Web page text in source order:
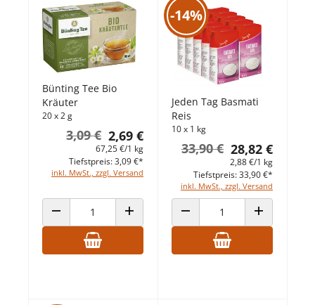
Bünting Tee Bio
Kräuter
20 x 2 g
2,69 €
3,09 €
67,25 €/1 kg
inkl. MwSt., zzgl. Versand
Tiefstpreis: 3,09 €*
ANZAHL VERRINGERNANZAHL ERHÖHEN
-14%
Jeden Tag Basmati
Reis
10 x 1 kg
28,82 €
33,90 €
2,88 €/1 kg
inkl. MwSt., zzgl. Versand
Tiefstpreis: 33,90 €*
ANZAHL VERRINGERNANZAHL